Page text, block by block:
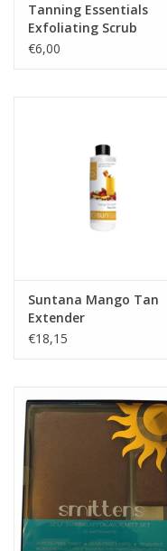
Tanning Essentials
Exfoliating Scrub
handschoen
€6,00
Suntana Mango Tan
Extender
€18,15